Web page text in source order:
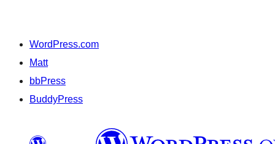
WordPress.com
Matt
bbPress
BuddyPress